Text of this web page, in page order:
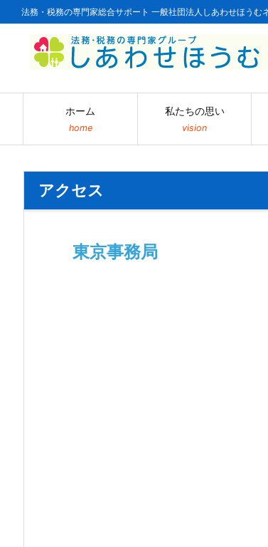
ホーム
home
私たちの思い
vision
法務・税務の専門家総合サポート 一般社団法人しあわせほうむ
アクセス
東京事務局